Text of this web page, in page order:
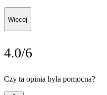
Więcej
4.0/6
Czy ta opinia była pomocna?